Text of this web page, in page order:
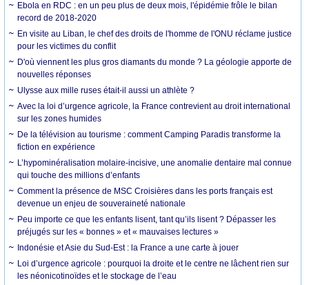
Ebola en RDC : en un peu plus de deux mois, l'épidémie frôle le bilan
record de 2018-2020
En visite au Liban, le chef des droits de l'homme de l'ONU réclame justice
pour les victimes du conflit
D'où viennent les plus gros diamants du monde ? La géologie apporte de
nouvelles réponses
Ulysse aux mille ruses était-il aussi un athlète ?
Avec la loi d’urgence agricole, la France contrevient au droit international
sur les zones humides
De la télévision au tourisme : comment Camping Paradis transforme la
fiction en expérience
L’hypominéralisation molaire-incisive, une anomalie dentaire mal connue
qui touche des millions d’enfants
Comment la présence de MSC Croisières dans les ports français est
devenue un enjeu de souveraineté nationale
Peu importe ce que les enfants lisent, tant qu’ils lisent ? Dépasser les
préjugés sur les « bonnes » et « mauvaises lectures »
Indonésie et Asie du Sud-Est : la France a une carte à jouer
Loi d’urgence agricole : pourquoi la droite et le centre ne lâchent rien sur
les néonicotinoïdes et le stockage de l’eau